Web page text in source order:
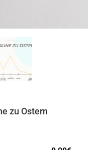
zu Ostern